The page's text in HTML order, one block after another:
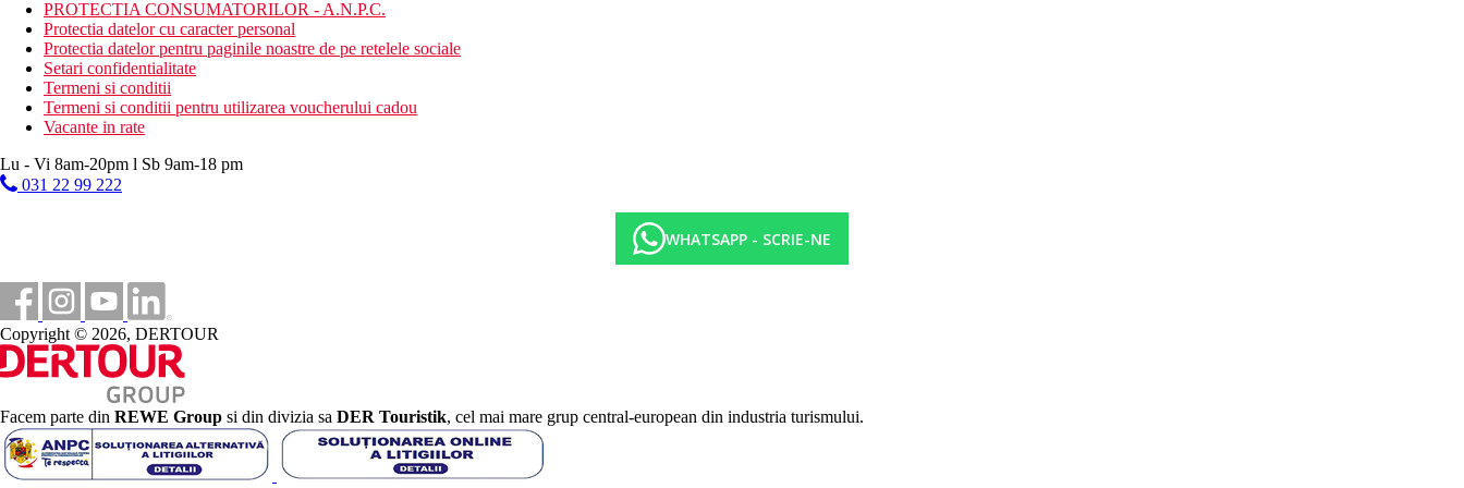
serviciu de plaja inclus in pret
sectiune separata pentru oaspetii cu dizabilitati
restaurant pe plaja, bar cu vitamine, clatite
Activitati sportive gratuite
fitness
piscina interioara
baie de aburi
sauna
volei
darts
Activitati sportive contra cost
proceduri de wellness si SPA
masaje
sporturi acvatice pe plaja
Mese
All Inclusive
mic dejun, pranz si cina tip bufet
PROTECTIA CONSUMATORILOR - A.N.P.C.
Protectia datelor cu caracter personal
Protectia datelor pentru paginile noastre de pe retelele sociale
Setari confidentialitate
Termeni si conditii
Termeni si conditii pentru utilizarea voucherului cadou
Vacante in rate
Lu - Vi 8am-20pm l Sb 9am-18 pm
031 22 99 222
WHATSAPP - SCRIE-NE
Copyright © 2026, DERTOUR
Facem parte din REWE Group si din divizia sa DER Touristik, cel mai mare grup central-european din industria turismului.